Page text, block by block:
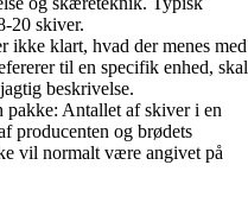
20 skiver.
ikke klart, hvad der menes med
til en specifik enhed, skal
beskrivelse.
pakke: Antallet af skiver i en
producenten og brødets
vil normalt være angivet på